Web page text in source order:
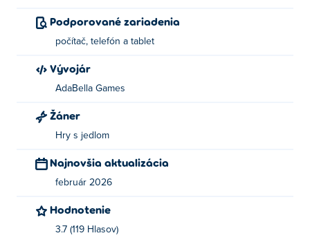
Podporované zariadenia
počítač, telefón a tablet
Vývojár
AdaBella Games
Žáner
Hry s jedlom
Najnovšia aktualizácia
február 2026
Hodnotenie
3.7 (119 Hlasov)